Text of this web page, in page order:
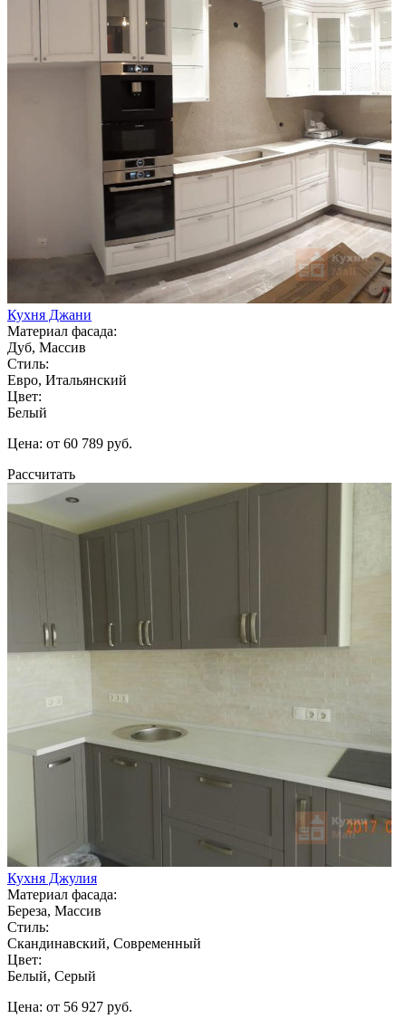
Кухня Джани
Материал фасада:
Дуб, Массив
Стиль:
Евро, Итальянский
Цвет:
Белый
Цена: от 60 789 руб.
Рассчитать
Кухня Джулия
Материал фасада:
Береза, Массив
Стиль:
Скандинавский, Современный
Цвет:
Белый, Серый
Цена: от 56 927 руб.